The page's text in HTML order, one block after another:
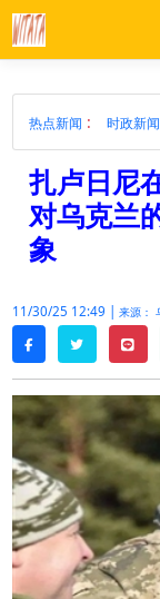
热点新闻 : 时政新闻
扎卢日尼
对乌克兰
象
11/30/25 12:49 | 来源：
facebooktwitterline